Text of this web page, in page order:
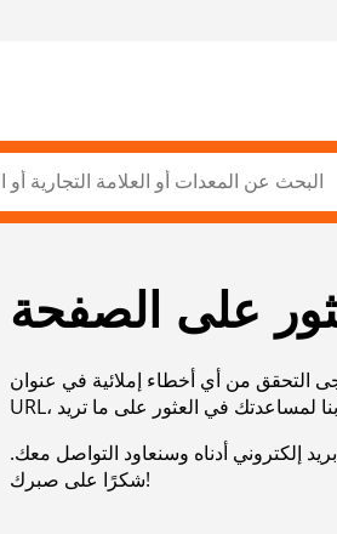
على الصفحة
التحقق من أي أخطاء إملائية في عنوان
إلكتروني أدناه وسنعاود التواصل معك.
شكرًا على صبرك!